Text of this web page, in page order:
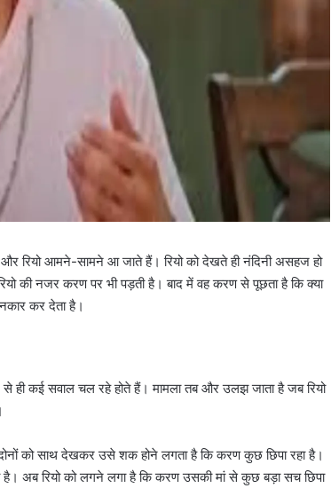
रियो आमने-सामने आ जाते हैं। रियो को देखते ही नंदिनी असहज हो
की नजर करण पर भी पड़ती है। बाद में वह करण से पूछता है कि क्या
कर देता है।
ही कई सवाल चल रहे होते हैं। मामला तब और उलझ जाता है जब रियो
दोनों को साथ देखकर उसे शक होने लगता है कि करण कुछ छिपा रहा है।
है। अब रियो को लगने लगा है कि करण उसकी मां से कुछ बड़ा सच छिपा